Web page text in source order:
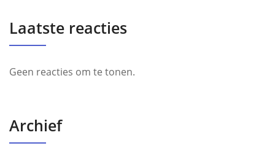
Laatste reacties
Geen reacties om te tonen.
Archief